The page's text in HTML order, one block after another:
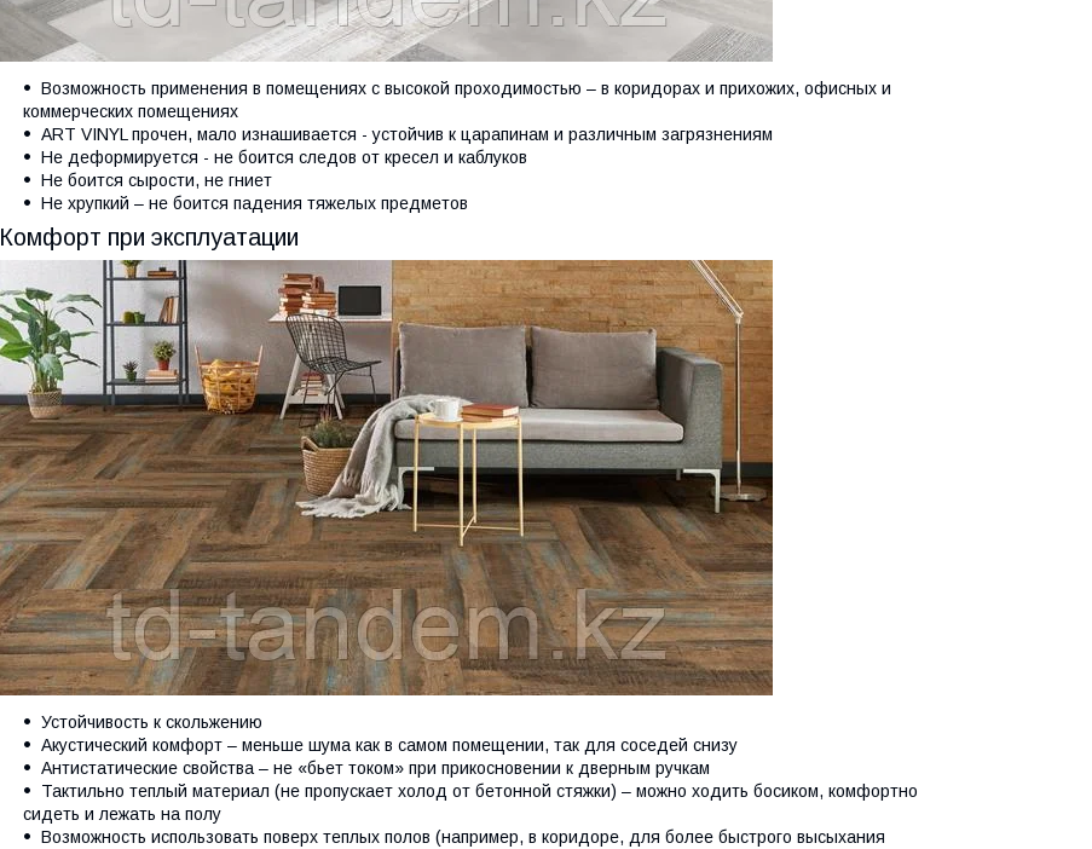
Возможность применения в помещениях с высокой проходимостью – в коридорах и прихожих, офисных и
коммерческих помещениях
ART VINYL прочен, мало изнашивается - устойчив к царапинам и различным загрязнениям
Не деформируется - не боится следов от кресел и каблуков
Не боится сырости, не гниет
Не хрупкий – не боится падения тяжелых предметов
Комфорт при эксплуатации
Устойчивость к скольжению
Акустический комфорт – меньше шума как в самом помещении, так для соседей снизу
Антистатические свойства – не «бьет током» при прикосновении к дверным ручкам
Тактильно теплый материал (не пропускает холод от бетонной стяжки) – можно ходить босиком, комфортно
сидеть и лежать на полу
Возможность использовать поверх теплых полов (например, в коридоре, для более быстрого высыхания